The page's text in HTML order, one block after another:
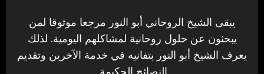
يبقى الشيخ الروحاني أبو النور مرجعا موثوقا لمن
يبحثون عن حلول روحانية لمشاكلهم اليومية. لذلك
يعرف الشيخ أبو النور بتفانيه في خدمة الآخرين وتقديم